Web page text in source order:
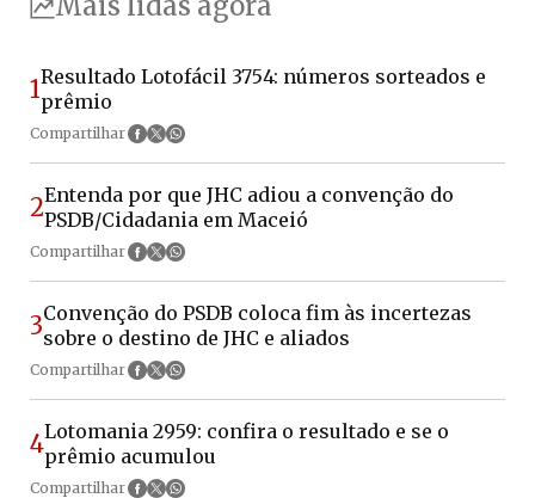
1Resultado Lotofácil 3754: números sorteados e
prêmio
Compartilhar
2Entenda por que JHC adiou a convenção do
PSDB/Cidadania em Maceió
Compartilhar
3Convenção do PSDB coloca fim às incertezas
sobre o destino de JHC e aliados
Compartilhar
4Lotomania 2959: confira o resultado e se o
prêmio acumulou
Compartilhar